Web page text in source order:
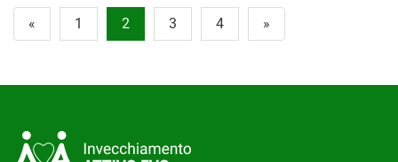
« 1 2 3 4 »